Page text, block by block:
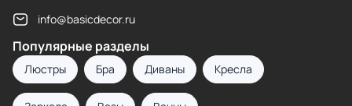
info@basicdecor.ru
Популярные разделы
Люстры Бра Диваны Кресла